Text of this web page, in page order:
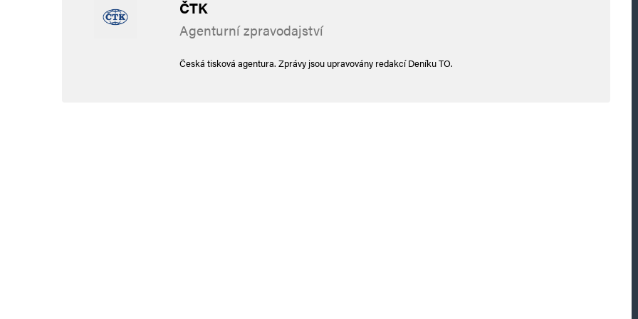
ČTK
Agenturní zpravodajství
Česká tisková agentura. Zprávy jsou upravovány redakcí Deníku TO.